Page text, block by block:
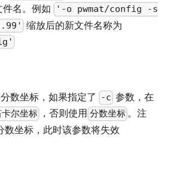
件名。例如
'-o pwmat/config -s
缩放后的新文件名称为
数坐标，如果指定了 -c 参数，在
卡尔坐标 ，否则使用 分数坐标。注
坐标，此时该参数将失效